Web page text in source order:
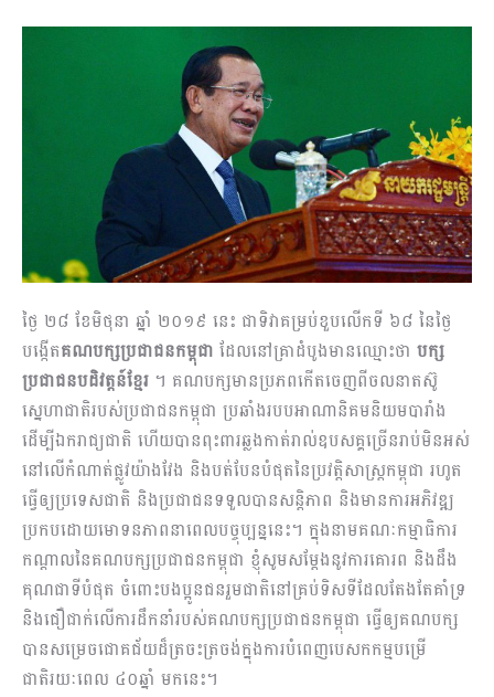
ថ្ងៃ ២៨ ខែមិថុនា ឆ្នាំ ២០១៩ នេះ ជាទិវាគម្រប់ខួបលើកទី ៦៨ នៃថ្ងៃ
បង្កើតគណបក្សប្រជាជនកម្ពុជា ដែលនៅគ្រាដំបូងមានឈ្មោះថា ប​ក្ស
ប្រជាជនបដិវត្តន៍ខ្មែរ ។ គណបក្សមានប្រភពកើតចេញពីចលនាតស៊ូ
ស្នេហាជាតិរបស់ប្រជាជនកម្ពុជា ប្រឆាំងរបបអាណានិគមនិយមបារាំង
ដើម្បីឯករាជ្យជាតិ ហើយបានពុះពារឆ្លងកាត់រាល់ឧបសគ្គច្រើនរាប់មិនអស់
នៅលើកំណាត់ផ្លូវយ៉ាងវែង និងបត់បែនបំផុតនៃប្រវត្តិសាស្ត្រកម្ពុជា រហូត
ធ្វើឲ្យប្រទេសជាតិ និងប្រជាជនទទួលបានសន្តិភាព និងមានការអភិវឌ្ឍ
ប្រកបដោយមោទនភាពនាពេលបច្ចុប្បន្ននេះ។ ក្នុងនាមគណៈកម្មាធិការ
កណ្តាលនៃគណបក្សប្រជាជនកម្ពុជា ខ្ញុំសូមសម្តែងនូវការគោរព និងដឹង
គុណជាទីបំផុត ចំពោះបងប្អូនជនរួមជាតិនៅគ្រប់ទិសទីដែលតែងតែគាំទ្រ
និងជឿជាក់លើការដឹកនាំរបស់គណបក្សប្រជាជនកម្ពុ​ជា ធ្វើឲ្យគណបក្ស
បានសម្រេចជោគជ័យដ៏ត្រចះត្រចង់ក្នុងការបំពេញបេសកកម្មបម្រើ
ជាតិរយៈពេល ៤០ឆ្នាំ មកនេះ។